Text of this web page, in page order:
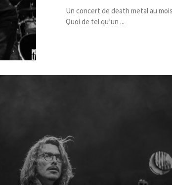
Un concert de death metal au
Quoi de tel qu’un ...